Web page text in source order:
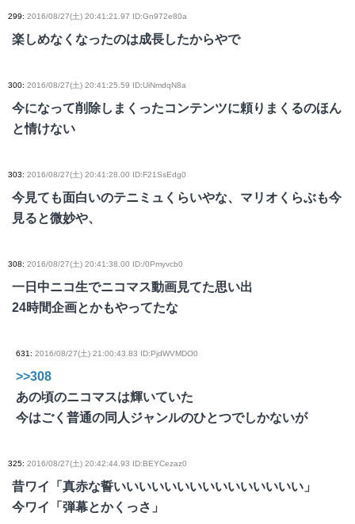
299: 2016/08/27(土) 20:41:21.97 ID:Gn972e80a
楽しめなくなったのは成長したからやで
300: 2016/08/27(土) 20:41:25.59 ID:UiNmdqN8a
今になって削除しまくったコンテンツに頼りまくるのほん
と情けない
303: 2016/08/27(土) 20:41:28.00 ID:F21SsEdg0
今見ても面白いのテニミュくらいやな、マリオくらぶも今
見ると微妙や、
308: 2016/08/27(土) 20:41:38.00 ID:/0Pmyvcb0
一日中ニコ生でニコマス動画見てた思い出
24時間企画とかもやってたな
631: 2016/08/27(土) 21:00:43.83 ID:PjdWVMDO0
>>308
あの頃のニコマスは輝いていた
今はごく普通の同人ジャンルのひとつでしかないが
325: 2016/08/27(土) 20:42:44.93 ID:BEYCezaz0
昔ワイ「真赤な誓いいいいいいいいいいいいいいい」
今ワイ「弾幕とかくっさ」